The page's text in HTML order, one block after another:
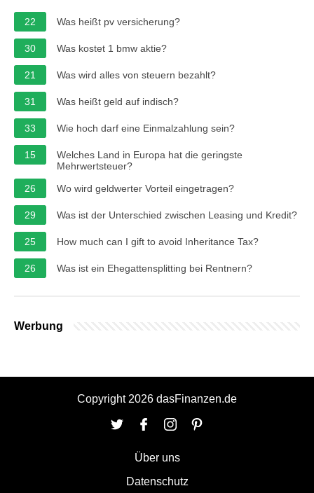
22 Was heißt pv versicherung?
30 Was kostet 1 bmw aktie?
21 Was wird alles von steuern bezahlt?
31 Was heißt geld auf indisch?
33 Wie hoch darf eine Einmalzahlung sein?
15
Welches Land in Europa hat die geringste
Mehrwertsteuer?
26
Wo wird geldwerter Vorteil eingetragen?
29 Was ist der Unterschied zwischen Leasing und Kredit?
25 How much can I gift to avoid Inheritance Tax?
26 Was ist ein Ehegattensplitting bei Rentnern?
Werbung
Copyright 2026 dasFinanzen.de
Über uns
Datenschutz